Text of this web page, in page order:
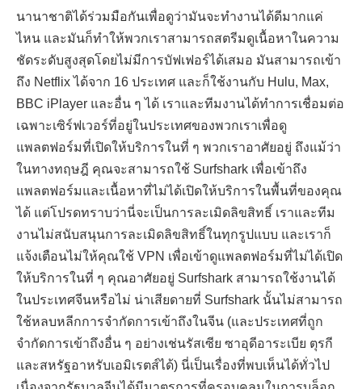
นานาชาติได้ร่วมมือกันเพื่อดูว่ามันจะทำงานได้ดีมากแค่
ไหน และมันก็ทำให้พวกเราสามารถสตรีมดูเนื้อหาในความ
ชัดระดับสูงสุดโดยไม่มีการบัฟเฟอร์ได้เสมอ มันสามารถเข้า
ถึง Netflix ได้จาก 16 ประเทศ และก็ใช้งานกับ Hulu, Max,
BBC iPlayer และอื่น ๆ ได้ เราและทีมงานได้ทำการเชื่อมต่อ
เฉพาะเซิร์ฟเวอร์ที่อยู่ในประเทศของพวกเราเพื่อดู
แพลตฟอร์มที่เปิดให้บริการในที่ ๆ พวกเราอาศัยอยู่ ถึงแม้ว่า
ในทางทฤษฎี คุณจะสามารถใช้ Surfshark เพื่อเข้าถึง
แพลตฟอร์มและเนื้อหาที่ไม่ได้เปิดให้บริการในพื้นที่ของคุณ
ได้ แต่โปรดทราบว่านี่จะเป็นการละเมิดลิขสิทธิ์ เราและทีม
งานไม่สนับสนุนการละเมิดลิขสิทธิ์ในทุกรูปแบบ และเราก็
แจ้งเตือนไม่ให้คุณใช้ VPN เพื่อเข้าดูแพลตฟอร์มที่ไม่ได้เปิด
ให้บริการในที่ ๆ คุณอาศัยอยู่ Surfshark สามารถใช้งานได้
ในประเทศจีนหรือไม่ น่าเสียดายที่ Surfshark นั้นไม่สามารถ
ใช้หลบหลีกการจำกัดการเข้าถึงในจีน (และประเทศที่ถูก
จำกัดการเข้าถึงอื่น ๆ อย่างเช่นรัสเซีย ซาอุดีอาระเบีย ตุรกี
และสหรัฐอาหรับเอมิเรตส์ได้) นี่เป็นเรื่องที่พบเห็นได้ทั่วไป